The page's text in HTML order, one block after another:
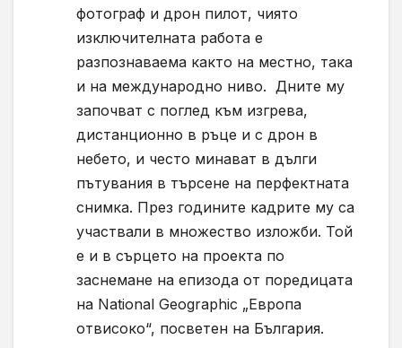
фотограф и дрон пилот, чиято
изключителната работа е
разпознаваема както на местно, така
и на международно ниво. Дните му
започват с поглед към изгрева,
дистанционно в ръце и с дрон в
небето, и често минават в дълги
пътувания в търсене на перфектната
снимка. През годините кадрите му са
участвали в множество изложби. Той
е и в сърцето на проекта по
заснемане на епизода от поредицата
на National Geographic „Европа
отвисоко“, посветен на България.